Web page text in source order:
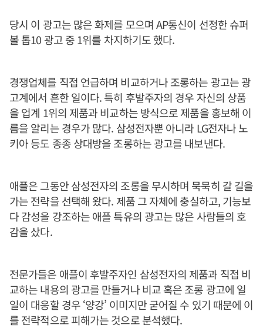
당시 이 광고는 많은 화제를 모으며 AP통신이 선정한 슈퍼
볼 톱10 광고 중 1위를 차지하기도 했다.
경쟁업체를 직접 언급하며 비교하거나 조롱하는 광고는 광
고계에서 흔한 일이다. 특히 후발주자의 경우 자신의 상품
을 업계 1위의 제품과 비교하는 방식으로 제품을 홍보해 이
름을 알리는 경우가 많다. 삼성전자뿐 아니라 LG전자나 노
키아 등도 종종 상대방을 조롱하는 광고를 내보낸다.
애플은 그동안 삼성전자의 조롱을 무시하며 묵묵히 갈 길을
가는 전략을 선택해 왔다. 제품 그 자체에 충실하고, 기능보
다 감성을 강조하는 애플 특유의 광고는 많은 사람들의 호
감을 샀다.
전문가들은 애플이 후발주자인 삼성전자의 제품과 직접 비
교하는 내용의 광고를 만들거나 비교 혹은 조롱 광고에 일
일이 대응할 경우 ‘양강’ 이미지만 굳어질 수 있기 때문에 이
를 전략적으로 피해가는 것으로 분석했다.